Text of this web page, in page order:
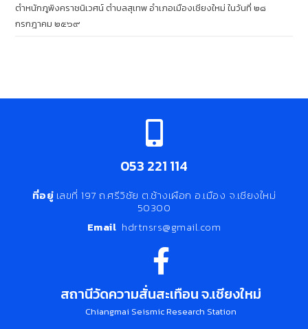
ตำหนักภูพิงคราชนิเวศน์ ตำบลสุเทพ อำเภอเมืองเชียงใหม่ ในวันที่ ๒๘
กรกฎาคม ๒๕๖๙
053 221 114
ที่อยู่ เลขที่ 197 ถ.ศรีวิชัย ต.ช้างเผือก อ.เมือง จ.เชียงใหม่
50300
Email hdrtnsrs@gmail.com
สถานีวัดความสั่นสะเทือน จ.เชียงใหม่
Chiangmai Seismic Research Station